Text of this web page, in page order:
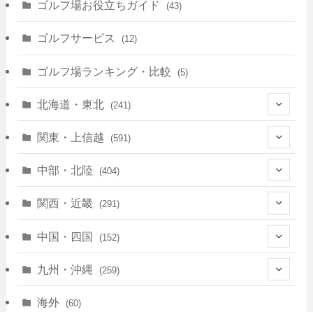
ゴルフ場お役立ちガイド (43)
ゴルフサービス (12)
ゴルフ場ランキング・比較 (5)
北海道・東北 (241)
(128)
(10)
(17)
(35)
(30)
関東・上信越 (591)
(146)
(40)
(72)
中部・北陸 (404)
(13)
(83)
関西・近畿 (291)
(39)
(25)
中国・四国 (152)
(7)
(39)
九州・沖縄 (259)
(28)
海外 (60)